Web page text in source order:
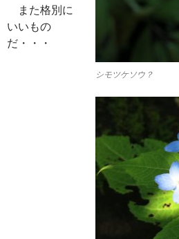
シモツケソウ？
また格別に
いいもの
だ・・・